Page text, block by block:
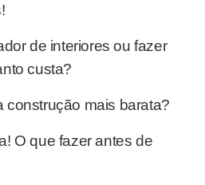
de interiores ou fazer
custa?
construção mais barata?
O que fazer antes de